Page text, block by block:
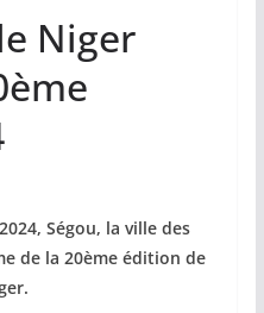
Niger
Ségou, la ville des
de la 20ème édition de